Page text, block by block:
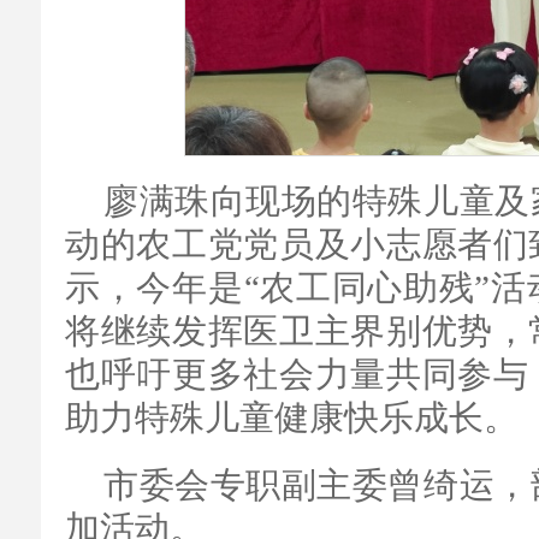
廖满珠向现场的特殊儿童
动的农工党党员及小志愿者
示，今年是“农工同心助残”
将继续发挥医卫主界别优势
也呼吁更多社会力量共同参
助力特殊儿童健康快乐成长。
市委会专职副主委曾绮运
加活动。